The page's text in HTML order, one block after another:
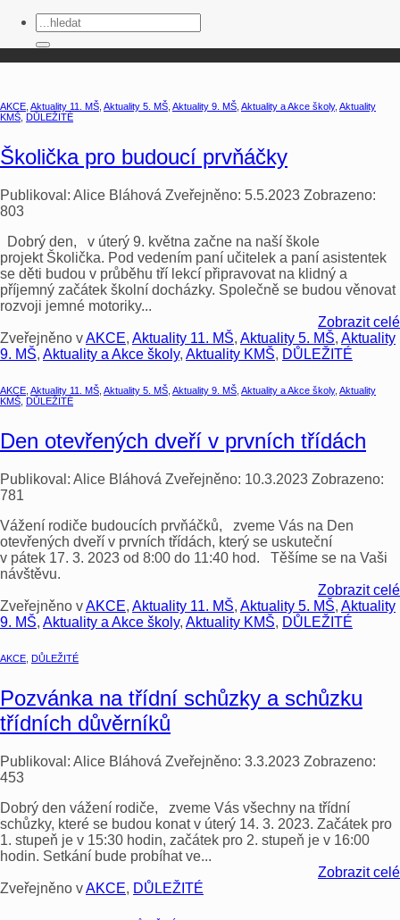
AKCE Aktuality 11. MŠ Aktuality 5. MŠ Aktuality 9. MŠ Aktuality a Akce školy, Aktuality
KMŠ
DŮLEŽITÉ
Školička pro budoucí prvňáčky
Publikoval: Alice Bláhová Zveřejněno: 5.5.2023 Zobrazeno:
803
Dobrý den, v úterý 9. května začne na naší škole
projekt Školička. Pod vedením paní učitelek a paní asistentek
se děti budou v průběhu tří lekcí připravovat na klidný a
příjemný začátek školní docházky. Společně se budou věnovat
rozvoji jemné motoriky...
Zobrazit celé
Zveřejněno vAKCE, Aktuality 11. MŠ, Aktuality 5. MŠ, Aktuality
9. MŠ, Aktuality a Akce školy, Aktuality KMŠ, DŮLEŽITÉ
AKCE Aktuality 11. MŠ Aktuality 5. MŠ Aktuality 9. MŠ Aktuality a Akce školy, Aktuality
KMŠ DŮLEŽITÉ
Den otevřených dveří v prvních třídách
Publikoval: Alice Bláhová Zveřejněno: 10.3.2023 Zobrazeno:
781
Vážení rodiče budoucích prvňáčků, zveme Vás na Den
otevřených dveří v prvních třídách, který se uskuteční
v pátek 17. 3. 2023 od 8:00 do 11:40 hod. Těšíme se na Vaši
návštěvu.
Zobrazit celé
Zveřejněno vAKCE, Aktuality 11. MŠ, Aktuality 5. MŠ, Aktuality
9. MŠ, Aktuality a Akce školy, Aktuality KMŠ, DŮLEŽITÉ
AKCE DŮLEŽITÉ
Pozvánka na třídní schůzky a schůzku
třídních důvěrníků
Publikoval: Alice Bláhová Zveřejněno: 3.3.2023 Zobrazeno:
453
Dobrý den vážení rodiče, zveme Vás všechny na třídní
schůzky, které se budou konat v úterý 14. 3. 2023. Začátek pro
1. stupeň je v 15:30 hodin, začátek pro 2. stupeň je v 16:00
hodin. Setkání bude probíhat ve...
Zobrazit celé
Zveřejněno vAKCE, DŮLEŽITÉ